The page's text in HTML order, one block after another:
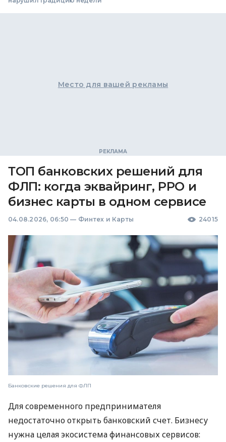
Место для вашей рекламы
ТОП банковских решений для
ФЛП: когда эквайринг, РРО и
бизнес карты в одном сервисе
04.08.2026, 06:50 — Финтех и Карты 24015
Банковские решения для ФЛП
Для современного предпринимателя
недостаточно открыть банковский счет. Бизнесу
нужна целая экосистема финансовых сервисов: